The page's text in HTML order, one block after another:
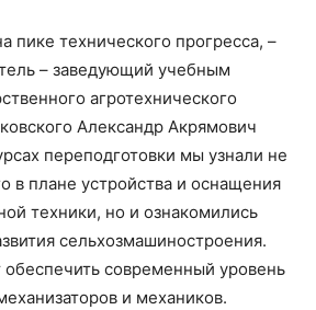
пике технического прогресса, –
– заведующий учебным
агротехнического
Александр Акрямович
переподготовки мы узнали не
в плане устройства и оснащения
техники, но и ознакомились
сельхозмашиностроения.
обеспечить современный уровень
и механиков.